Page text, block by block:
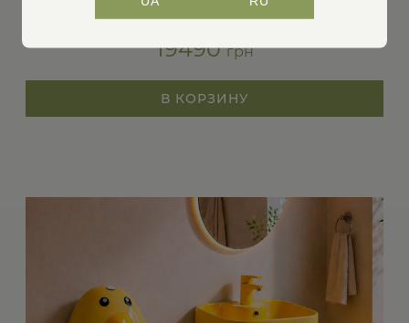
Артикул: 334955
19490грн
В КОРЗИНУ